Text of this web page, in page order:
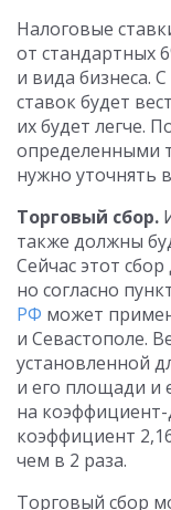
Налоговые
от стандартных
и вида бизнеса.
ставок будет
их будет легче.
определенными
нужно уточнять
Торговый сбор.
также должны
Сейчас этот
но согласно
РФ может
и Севастополе.
установленной
и его площади и
на коэффициент-
коэффициент
чем в 2 раза.
Торговый сбор